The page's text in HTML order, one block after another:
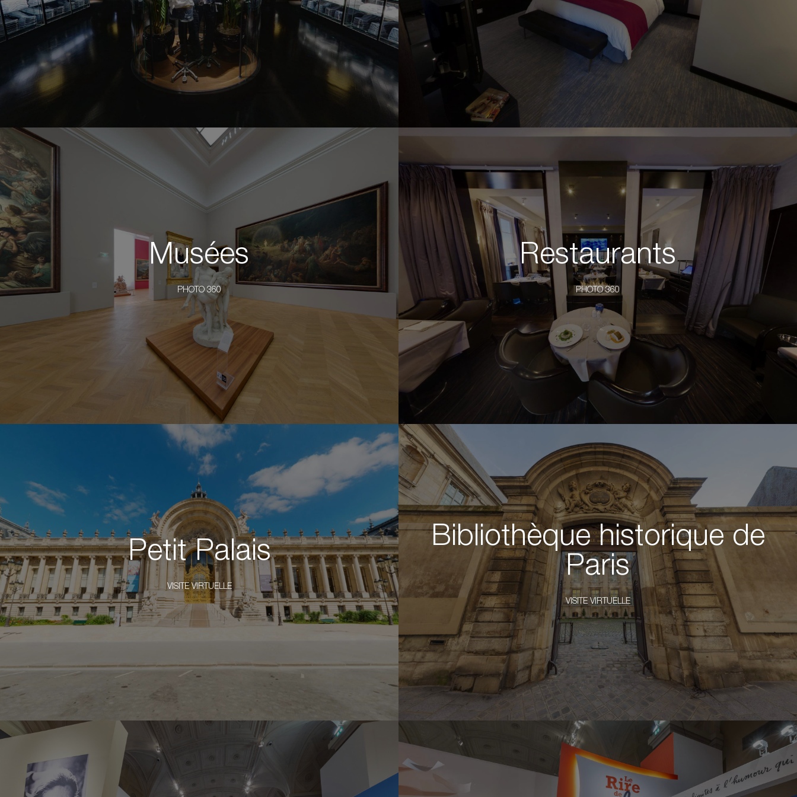
Musées
PHOTO 360
Restaurants
PHOTO 360
Petit Palais
VISITE VIRTUELLE
Bibliothèque historique de
Paris
VISITE VIRTUELLE